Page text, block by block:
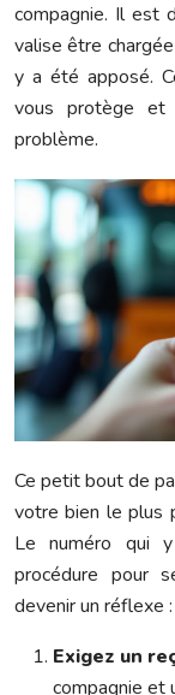
compagnie. Il est
valise être
y a été apposé.
vous protège et
problème.
Ce petit bout de
votre bien le plus
Le numéro qui
procédure pour
devenir un réflexe :
Exigez un
compagnie et